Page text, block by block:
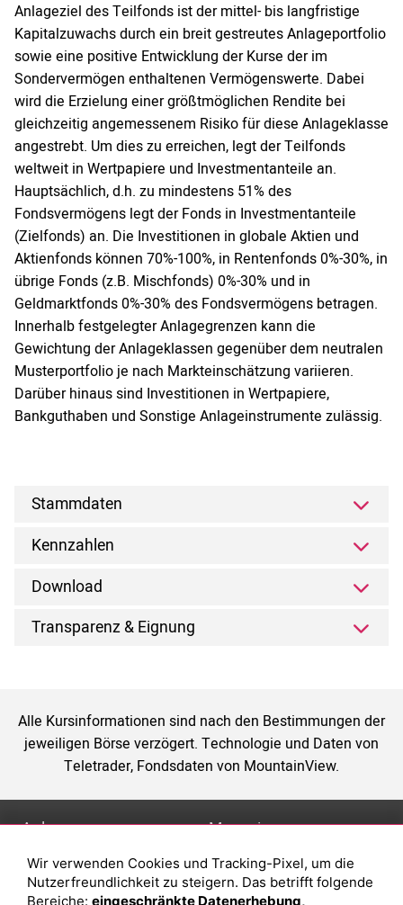
Anlageziel des Teilfonds ist der mittel- bis langfristige
Kapitalzuwachs durch ein breit gestreutes Anlageportfolio
sowie eine positive Entwicklung der Kurse der im
Sondervermögen enthaltenen Vermögenswerte. Dabei
wird die Erzielung einer größtmöglichen Rendite bei
gleichzeitig angemessenem Risiko für diese Anlageklasse
angestrebt. Um dies zu erreichen, legt der Teilfonds
weltweit in Wertpapiere und Investmentanteile an.
Hauptsächlich, d.h. zu mindestens 51% des
Fondsvermögens legt der Fonds in Investmentanteile
(Zielfonds) an. Die Investitionen in globale Aktien und
Aktienfonds können 70%-100%, in Rentenfonds 0%-30%, in
übrige Fonds (z.B. Mischfonds) 0%-30% und in
Geldmarktfonds 0%-30% des Fondsvermögens betragen.
Innerhalb festgelegter Anlagegrenzen kann die
Gewichtung der Anlageklassen gegenüber dem neutralen
Musterportfolio je nach Markteinschätzung variieren.
Darüber hinaus sind Investitionen in Wertpapiere,
Bankguthaben und Sonstige Anlageinstrumente zulässig.
Stammdaten
Kennzahlen
Download
Transparenz & Eignung
Alle Kursinformationen sind nach den Bestimmungen der
jeweiligen Börse verzögert. Technologie und Daten von
Teletrader, Fondsdaten von MountainView.
Anlage
Depot eröffnen
Depot vergleichen
Magazin
Was sind sind ETFs?
Sparplan Vorteile
Wir verwenden Cookies und Tracking-Pixel, um die
Nutzerfreundlichkeit zu steigern. Das betrifft folgende
Bereiche: eingeschränkte Datenerhebung,